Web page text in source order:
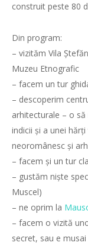
construit peste 80
Din program:
– vizităm Vila
Muzeu Etnografic
– facem un tur
– descoperim
arhitecturale – o
indicii și a unei
neoromânesc și
– facem și un tur
– gustăm niște
Muscel)
– ne oprim la
– facem o vizită
secret, sau e